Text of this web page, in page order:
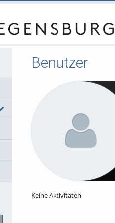
Benutzer
Keine Aktivitäten